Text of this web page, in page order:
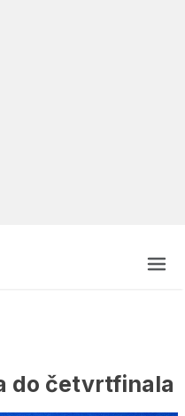
do četvrtfinala